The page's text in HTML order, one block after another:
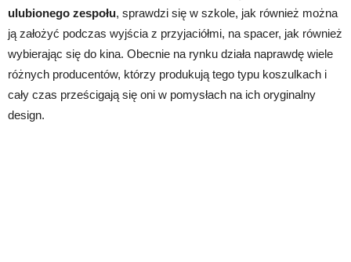
ulubionego zespołu, sprawdzi się w szkole, jak również można
ją założyć podczas wyjścia z przyjaciółmi, na spacer, jak również
wybierając się do kina. Obecnie na rynku działa naprawdę wiele
różnych producentów, którzy produkują tego typu koszulkach i
cały czas prześcigają się oni w pomysłach na ich oryginalny
design.